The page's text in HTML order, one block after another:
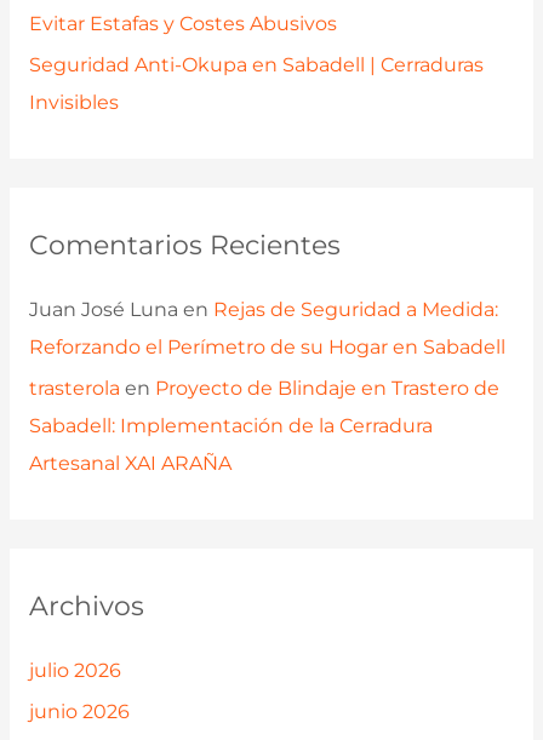
Evitar Estafas y Costes Abusivos
Seguridad Anti-Okupa en Sabadell | Cerraduras
Invisibles
Comentarios Recientes
Juan José Luna en Rejas de Seguridad a Medida:
Reforzando el Perímetro de su Hogar en Sabadell
trasterola en Proyecto de Blindaje en Trastero de
Sabadell: Implementación de la Cerradura
Artesanal XAI ARAÑA
Archivos
julio 2026
junio 2026